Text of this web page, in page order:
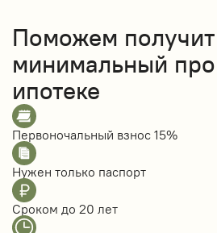
Поможем
минимальный
ипотеке
Первоночальный взнос 15%
Нужен только паспорт
Сроком до 20 лет